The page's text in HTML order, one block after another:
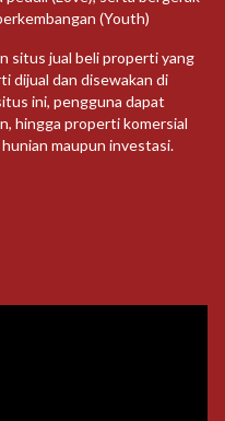
(Youth)
situs jual beli properti yang
dijual dan disewakan di
ini, pengguna dapat
hingga properti komersial
maupun investasi.